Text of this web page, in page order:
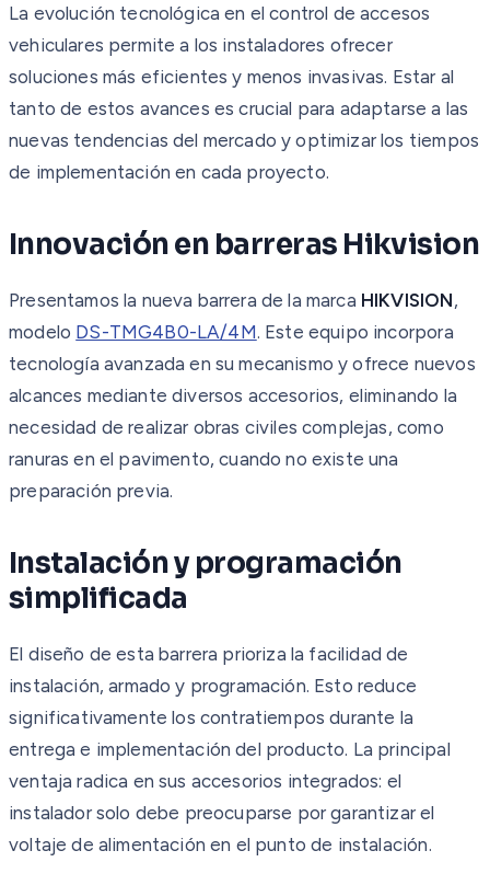
La evolución tecnológica en el control de accesos
vehiculares permite a los instaladores ofrecer
soluciones más eficientes y menos invasivas. Estar al
tanto de estos avances es crucial para adaptarse a las
nuevas tendencias del mercado y optimizar los tiempos
de implementación en cada proyecto.
Innovación en barreras Hikvision
Presentamos la nueva barrera de la marca HIKVISION,
modelo DS-TMG4B0-LA/4M. Este equipo incorpora
tecnología avanzada en su mecanismo y ofrece nuevos
alcances mediante diversos accesorios, eliminando la
necesidad de realizar obras civiles complejas, como
ranuras en el pavimento, cuando no existe una
preparación previa.
Instalación y programación
simplificada
El diseño de esta barrera prioriza la facilidad de
instalación, armado y programación. Esto reduce
significativamente los contratiempos durante la
entrega e implementación del producto. La principal
ventaja radica en sus accesorios integrados: el
instalador solo debe preocuparse por garantizar el
voltaje de alimentación en el punto de instalación.